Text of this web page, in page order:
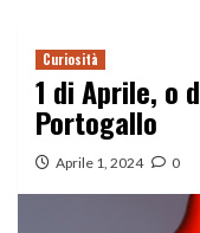
Curiosità
1 di Aprile, o
Portogallo
Aprile 1, 2024 0